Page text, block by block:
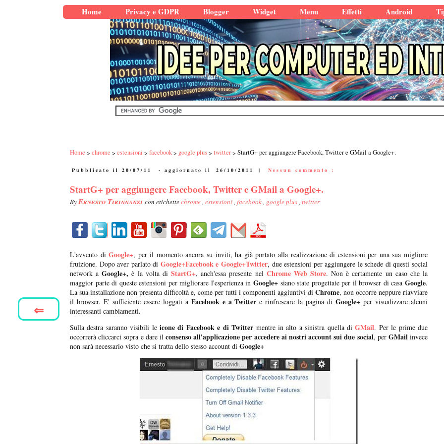
Home Privacy e GDPR Blogger Widget Menu Effetti Android
Home chrome estensioni facebook google plus twitter StartG+ per aggiungere Facebook, Twitter e GMail a Google+.
Pubblicato il 20/07/11 - aggiornato il 26/10/2011 | Nessun commento :
StartG+ per aggiungere Facebook, Twitter e GMail a Google+.
ByErnesto Tirinnanzi con etichettechrome, estensioni, facebook, google plus, twitter
L'avvento diGoogle+, per il momento ancora su inviti, ha già portato alla realizzazione di estensioni per una sua migliore
fruizione. Dopo aver parlato di Google+Facebook e Google+Twitter, due estensioni per aggiungere le schede di questi social
network aGoogle+, è la volta diStartG+, anch'essa presente nel Chrome Web Store. Non è certamente un caso che la
maggior parte di queste estensioni per migliorare l'esperienza in Google+ siano state progettate per il browser di casa Google.
La sua installazione non presenta difficoltà e, come per tutti i componenti aggiuntivi di Chrome, non occorre neppure riavviare
il browser. E' sufficiente essere loggati aFacebook e a Twitter e rinfrescare la pagina diGoogle+ per visualizzare alcuni
interessanti cambiamenti.
Sulla destra saranno visibili leicone di Facebook e di Twitter mentre in alto a sinistra quella diGMail. Per le prime due
occorrerà cliccarci sopra e dare il consenso all'applicazione per accedere ai nostri account sui due social, perGMailinvece
non sarà necessario visto che si tratta dello stesso account di Google+
⇐